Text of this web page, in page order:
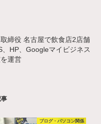
締役 名古屋で飲食店2店舗
HP、Googleマイビジネス
運営
ブログ・パソコン関係